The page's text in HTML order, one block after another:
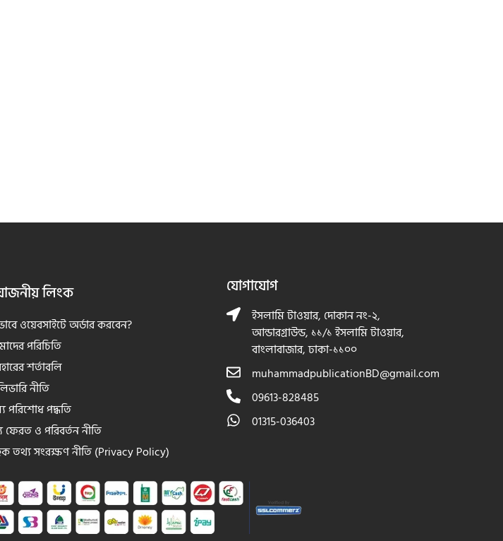
লিংক
ওয়েবসাইটে অর্ডার করবেন?
পরিচিতি
শর্তাবলি
নীতি
পরিশোধ পদ্ধতি
ফেরত ও পরিবর্তন নীতি
তথ্য সংরক্ষণ নীতি (Privacy Policy)
যোগাযোগ
ইসলামি টাওয়ার, দোকান নং-২,
আন্ডারগ্রাউন্ড, ১১/১ ইসলামি টাওয়ার,
বাংলাবাজার, ঢাকা-১১০০
muhammadpublicationBD@gmail.com
09613-828485
01315-036403